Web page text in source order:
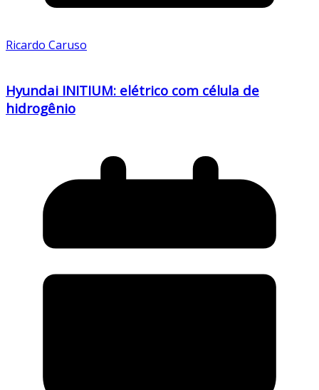
Ricardo Caruso
Hyundai INITIUM: elétrico com célula de
hidrogênio